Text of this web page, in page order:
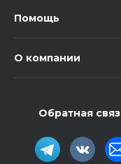
Помощь
О компании
Обратная